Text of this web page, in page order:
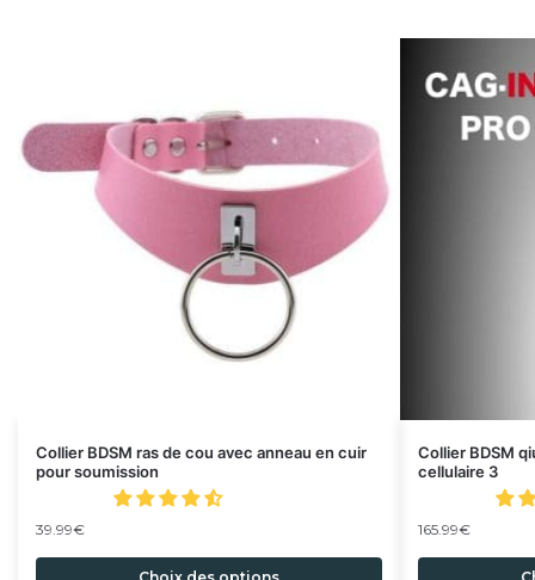
Collier BDSM ras de cou avec anneau en cuir
pour soumission
39.99€
Collier BDSM
cellulaire 3
165.99€